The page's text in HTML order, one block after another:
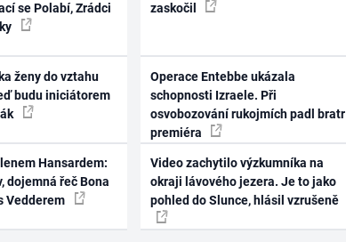
se Polabí, Zrádci
ženy do vztahu
budu iniciátorem
Hansardem:
dojemná řeč Bona
Vedderem
zaskočil
Operace Entebbe ukázala
schopnosti Izraele. Při
osvobozování rukojmích padl bratr
premiéra
Video zachytilo výzkumníka na
okraji lávového jezera. Je to jako
pohled do Slunce, hlásil vzrušeně